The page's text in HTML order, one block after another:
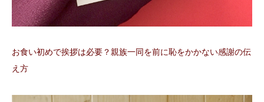
お食い初めで挨拶は必要？親族一同を前に恥をかかない感謝の伝
え方